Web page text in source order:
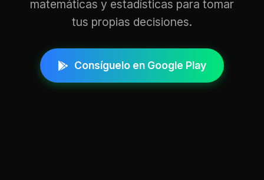
matemáticas y estadísticas para tomar
tus propias decisiones.
Consíguelo en Google Play